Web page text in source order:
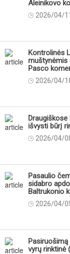
Aleinikovo
2026/04/11
Kontrolinės
muštynėmis
Pasco
2026/04/
išvysti būrį
2026/04/
Pasaulio
sidabro
Baltrukonio
2026/04/
vyrų rinktinė